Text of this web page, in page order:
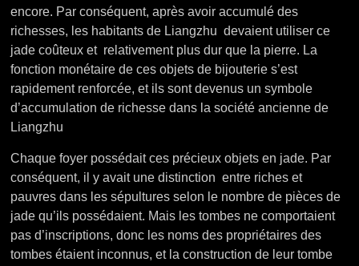
encore. Par conséquent, après avoir accumulé des
richesses, les habitants de Liangzhu devaient utiliser ce
jade coûteux et relativement plus dur que la pierre. La
fonction monétaire de ces objets de bijouterie s’est
rapidement renforcée, et ils sont devenus un symbole
d’accumulation de richesse dans la société ancienne de
Liangzhu
Chaque foyer possédait ces précieux objets en jade. Par
conséquent, il y avait une distinction entre riches et
pauvres dans les sépultures selon le nombre de pièces de
jade qu’ils possédaient. Mais les tombes ne comportaient
pas d’inscriptions, donc les noms des propriétaires des
tombes étaient inconnus, et la construction de leur tombe